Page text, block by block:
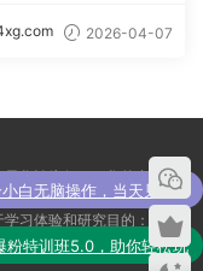
2026-04-07
您认为侵犯了您的合法权
删除！
习体验和研究目的：请自
料，请支特正版！
白无脑操作，当天见收
粉特训班5.0，助你轻松玩